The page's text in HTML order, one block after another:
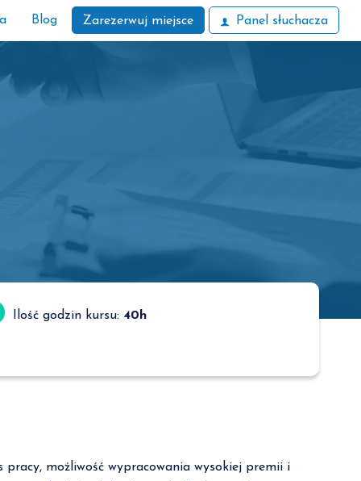
Blog Zarezerwuj miejsce Panel słuchacza
Ilość godzin kursu: 40h
możliwość wypracowania wysokiej premii i